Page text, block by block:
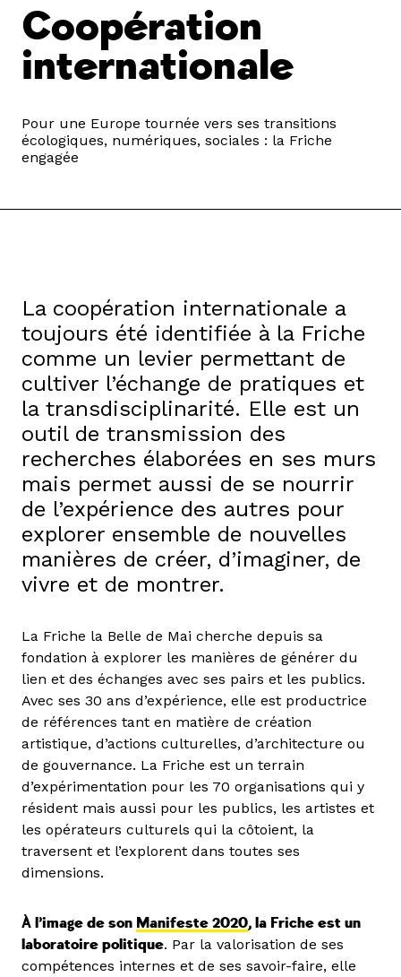
Coopération
internationale
Pour une Europe tournée vers ses transitions
écologiques, numériques, sociales : la Friche
engagée
La coopération internationale a
toujours été identifiée à la Friche
comme un levier permettant de
cultiver l’échange de pratiques et
la transdisciplinarité. Elle est un
outil de transmission des
recherches élaborées en ses murs
mais permet aussi de se nourrir
de l’expérience des autres pour
explorer ensemble de nouvelles
manières de créer, d’imaginer, de
vivre et de montrer.
La Friche la Belle de Mai cherche depuis sa
fondation à explorer les manières de générer du
lien et des échanges avec ses pairs et les publics.
Avec ses 30 ans d’expérience, elle est productrice
de références tant en matière de création
artistique, d’actions culturelles, d’architecture ou
de gouvernance. La Friche est un terrain
d’expérimentation pour les 70 organisations qui y
résident mais aussi pour les publics, les artistes et
les opérateurs culturels qui la côtoient, la
traversent et l’explorent dans toutes ses
dimensions.
À l’image de son Manifeste 2020, la Friche est un
laboratoire politique. Par la valorisation de ses
compétences internes et de ses savoir-faire, elle